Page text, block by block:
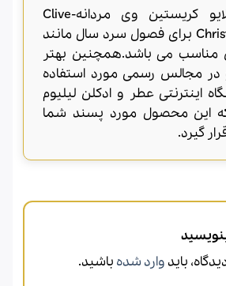
عطر ادکلن کلایو کریستین وی مردانه-Clive
Christian V for Men برای فصول سرد سال مانند
مناسب می باشد.همچنین بهتر
مجالس رسمی مورد استفاده
اینترنتی عطر و ادکلن لیلیوم
این محصول مورد پسند شما
گیرد.
باید وارد شده باشید.